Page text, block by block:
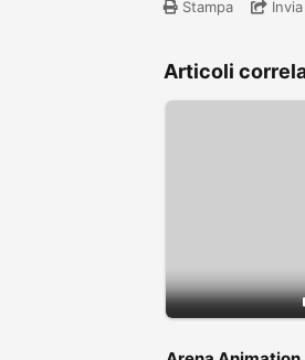
Stampa
Articoli